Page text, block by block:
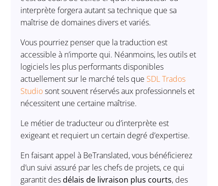
interprète forgera autant sa technique que sa
maîtrise de domaines divers et variés.
Vous pourriez penser que la traduction est
accessible à n’importe qui. Néanmoins, les outils et
logiciels les plus performants disponibles
actuellement sur le marché tels que SDL Trados
Studiosont souvent réservés aux professionnels et
nécessitent une certaine maîtrise.
Le métier de traducteur ou d’interprète est
exigeant et requiert un certain degré d’expertise.
En faisant appel à BeTranslated, vous bénéficierez
d’un suivi assuré par les chefs de projets, ce qui
garantit desdélais de livraison plus courts, des